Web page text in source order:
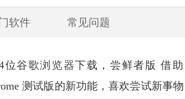
软件 常见问题
位谷歌浏览器下载，尝鲜者版 借助
测试版的新功能，喜欢尝试新事